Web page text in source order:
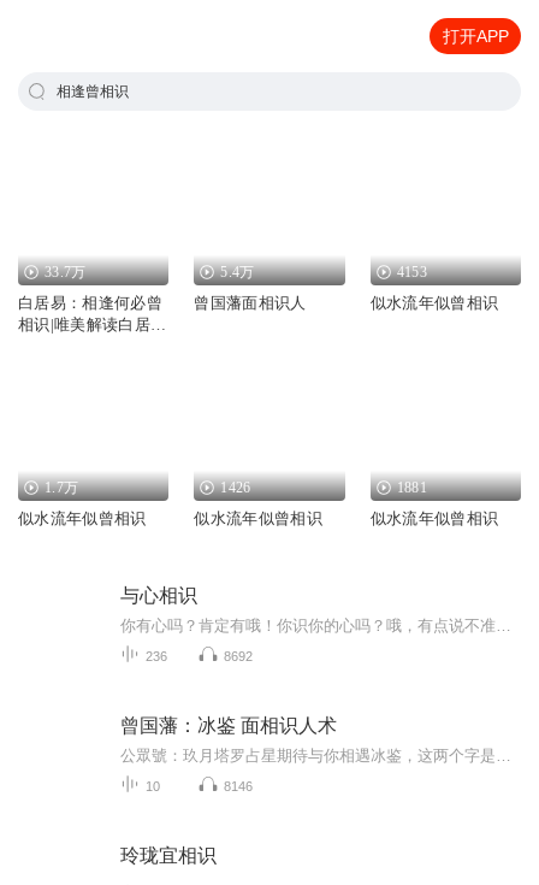
打开APP
相逢曾相识
33.7万
白居易：相逢何必曾
相识|唯美解读白居易
5.4万
曾国藩面相识人
4153
似水流年似曾相识
1.7万
似水流年似曾相识
1426
似水流年似曾相识
1881
似水流年似曾相识
与心相识
236 8692
曾国藩：冰鉴 面相识人术
10 8146
玲珑宜相识